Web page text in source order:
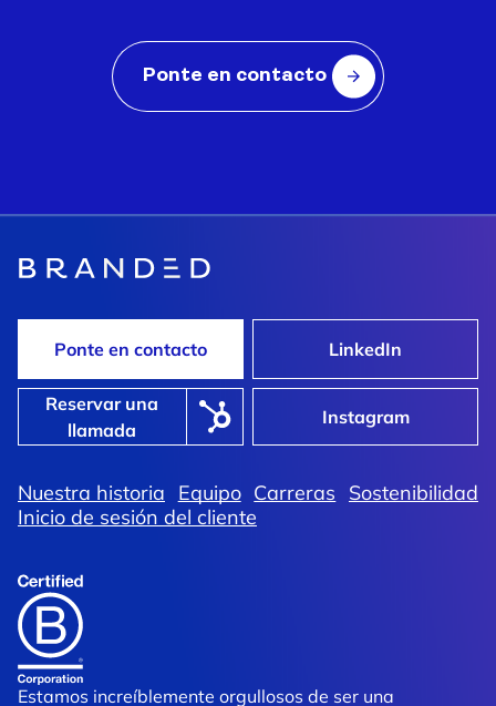
Ponte en contacto
Ponte en contacto LinkedIn
Reservar una
llamada
Instagram
Nuestra historia Equipo Carreras
Sostenibilidad
Inicio de sesión del cliente
Estamos increíblemente orgullosos de ser una